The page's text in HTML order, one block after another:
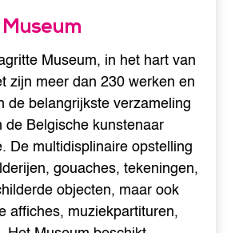
Museum, in het hart van
zijn meer dan 230 werken en
de belangrijkste verzameling
de Belgische kunstenaar
De multidisplinaire opstelling
gouaches, tekeningen,
objecten, maar ook
affiches, muziekpartituren,